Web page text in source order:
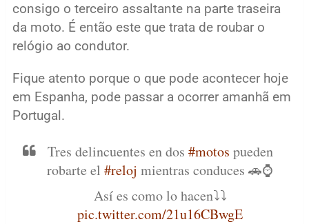
consigo o terceiro assaltante na parte traseira
da moto. É então este que trata de roubar o
relógio ao condutor.
Fique atento porque o que pode acontecer hoje
em Espanha, pode passar a ocorrer amanhã em
Portugal.
Tres delincuentes en dos #motos pueden
robarte el#reloj mientras conduces 🚗⌚️
Así es como lo hacen⤵️⤵️
pic.twitter.com/21u16CBwgE